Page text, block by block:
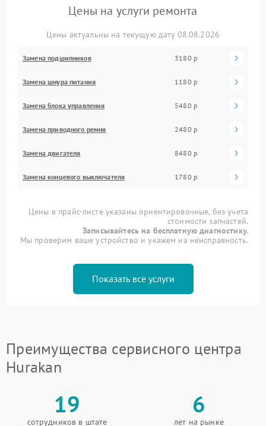
Цены на услуги ремонта
Цены актуальны на текущую дату 08.08.2026
Замена подшипников 3180 р
Замена шнура питания 1180 р
Замена блока управления 5480 р
Замена приводного ремня 2480 р
Замена двигателя 8480 р
Замена концевого выключателя 1780 р
Цены в прайс-листе указаны ориентировочные, без учета
стоимости запчастей.
Записывайтесь на бесплатную диагностику.
Мы проверим ваше устройство и укажем на неисправность.
Показать все услуги
Преимущества сервисного центра
Hurakan
19
сотрудников в штате
6
лет на рынке